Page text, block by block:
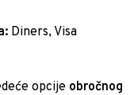
Diners, Visa
opcije obročnog